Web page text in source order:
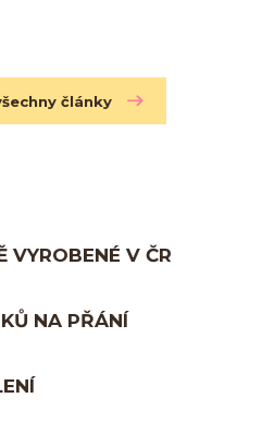
články
VYROBENÉ V ČR
NA PŘÁNÍ